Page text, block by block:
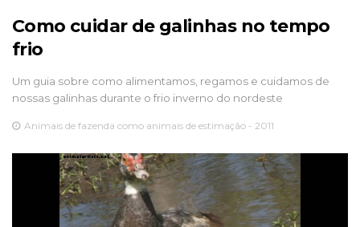
Como cuidar de galinhas no tempo
frio
Um guia sobre como alimentamos, regamos e cuidamos de
nossas galinhas durante o frio inverno do nordeste
Animais de fazenda como animais de estimação - 2011